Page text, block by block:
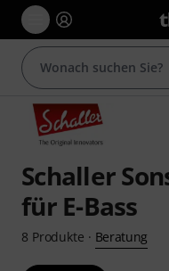
Schaller
für E-Bass
8 Produkte · Beratung